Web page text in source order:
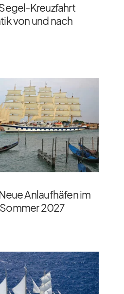
Kreuzfahrt
von und nach
Anlaufhäfen im
2027